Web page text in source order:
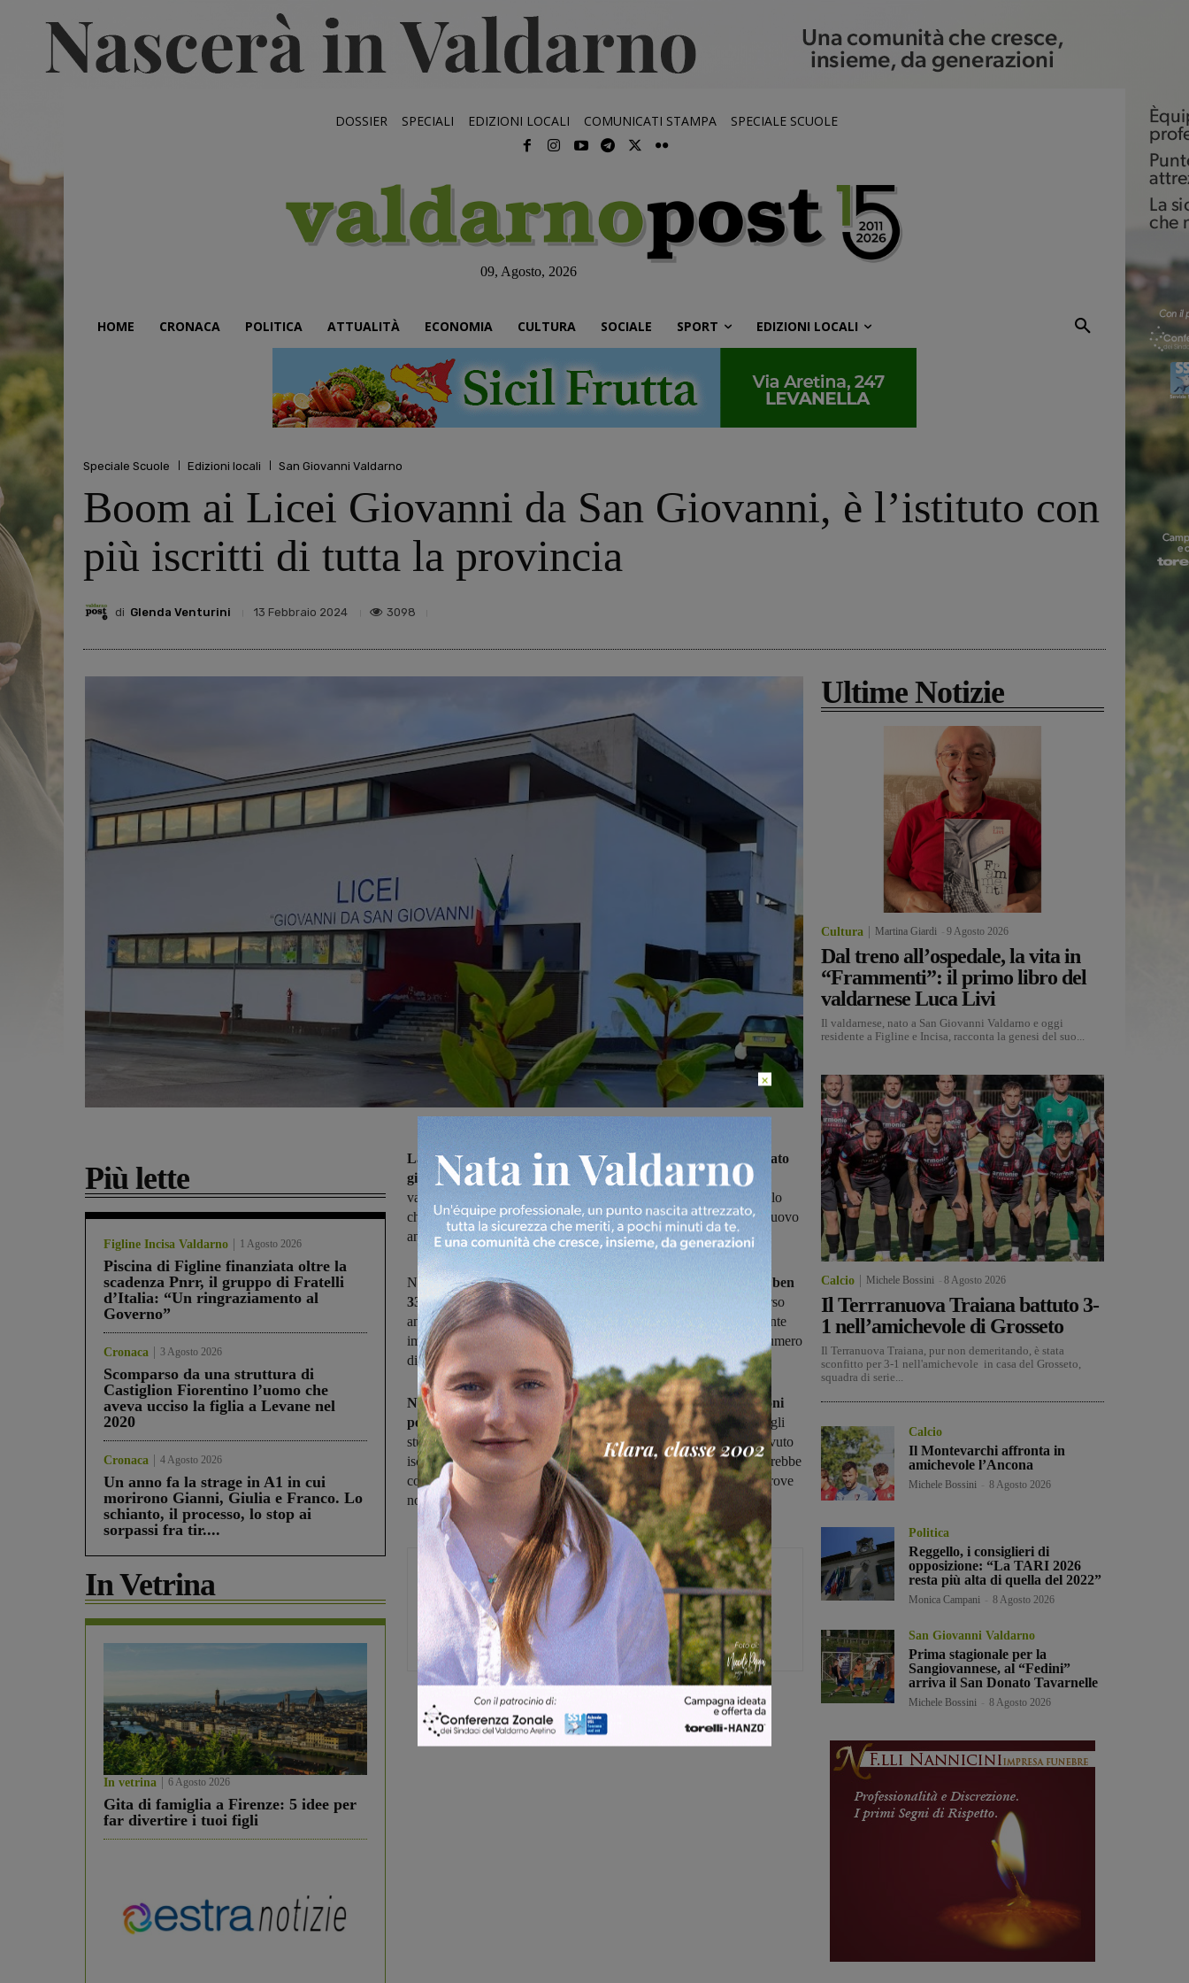
DOSSIER SPECIALI EDIZIONI LOCALI COMUNICATI STAMPA SPECIALE SCUOLE
09, Agosto, 2026
HOME CRONACA POLITICA ATTUALITÀ ECONOMIA CULTURA SOCIALE SPORT EDIZIONI LOCALI
Speciale Scuole Edizioni locali San Giovanni Valdarno
Boom ai Licei Giovanni da San Giovanni, è l’istituto con
più iscritti di tutta la provincia
di Glenda Venturini 13 Febbraio 2024 3098
Più lette
Figline Incisa Valdarno 1 Agosto 2026
Piscina di Figline finanziata oltre la
scadenza Pnrr, il gruppo di Fratelli
d’Italia: “Un ringraziamento al
Governo”
Cronaca 3 Agosto 2026
Scomparso da una struttura di
Castiglion Fiorentino l’uomo che
aveva ucciso la figlia a Levane nel
2020
Cronaca 4 Agosto 2026
Un anno fa la strage in A1 in cui
morirono Gianni, Giulia e Franco. Lo
schianto, il processo, lo stop ai
sorpassi fra tir....
In Vetrina
In vetrina 6 Agosto 2026
Gita di famiglia a Firenze: 5 idee per
far divertire i tuoi figli
La chiusura delle iscrizioni, lo scorso 10 febbraio, ha consegnato
già un primato ai Licei Giovanni da San Giovanni:
l’istituto
valdarnese, secondo i dati dell’Ufficio scolastico regionale, è quello
che ha registrato più iscritti di tutta la provincia di Arezzo, per il nuovo
anno scolastico.
Nel dettaglio,i licei sangiovannesi raccolgono la preferenza di ben
339 studenti,con una crescita del dieci percento rispetto allo scorso
anno (quando gli iscritti erano stati 302): un risultato particolarmente
importante anche alla luce del calo demografico, e quindi di un numero
di nuovi studenti che è sempre minore.
Nei prossimi giorni saranno resi noti anche i dati delle iscrizioni
per singolo indirizzo,e si capirà così quali sono state le scelte degli
studenti. Da sottolineare che il Giovanni da San Giovanni ha ricevuto
iscrizioni anche per il nuovo Liceo del Made in Italy, e quindi potrebbe
concretizzarsi anche una classe di questo indirizzo, che invece altrove
non ha ricevuto lo stesso interesse.
Glenda Venturini
Capo redattore
Share
Ultime Notizie
Cultura Martina Giardi 9 Agosto 2026
Dal treno all’ospedale, la vita in
“Frammenti”: il primo libro del
valdarnese Luca Livi
Il valdarnese, nato a San Giovanni Valdarno e oggi
residente a Figline e Incisa, racconta la genesi del suo...
Calcio Michele Bossini 8 Agosto 2026
Il Terrranuova Traiana battuto 3-
1 nell’amichevole di Grosseto
Il Terranuova Traiana, pur non demeritando, è stata
sconfitto per 3-1 nell'amichevole in casa del Grosseto,
squadra di serie...
Calcio
Il Montevarchi affronta in
amichevole l’Ancona
Michele Bossini 8 Agosto 2026
Politica
Reggello, i consiglieri di
opposizione: “La TARI 2026
resta più alta di quella del 2022”
Monica Campani 8 Agosto 2026
San Giovanni Valdarno
Prima stagionale per la
Sangiovannese, al “Fedini”
arriva il San Donato Tavarnelle
Michele Bossini 8 Agosto 2026
×